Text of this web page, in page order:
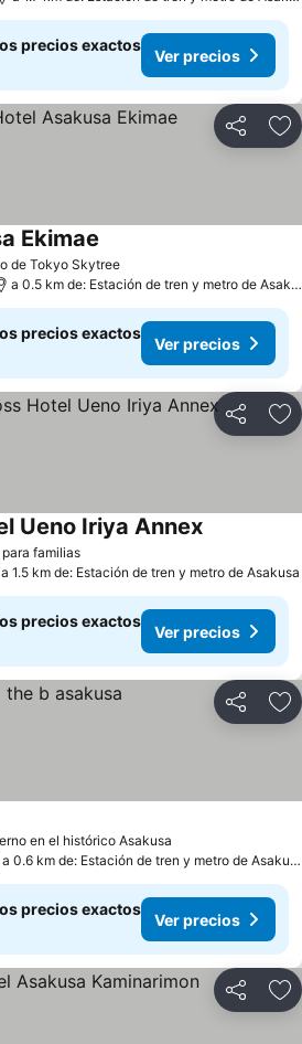
precios exactos
Ver precios
Compartir
de Tokyo Skytree
Ekimae
a 0.5 km de: Estación de tren y metro de Asakusa
precios exactos
Ver precios
Compartir
familias
Ueno Iriya Annex
a 1.5 km de: Estación de tren y metro de Asakusa
precios exactos
Ver precios
Compartir
en el histórico Asakusa
a 0.6 km de: Estación de tren y metro de Asakusa
precios exactos
Ver precios
Compartir